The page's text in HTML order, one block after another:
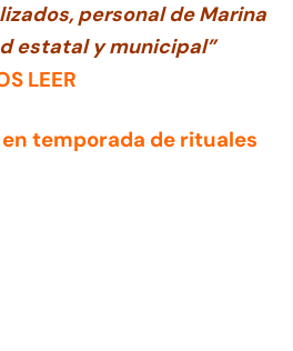
personal de Marina
estatal y municipal”
LEER
temporada de rituales